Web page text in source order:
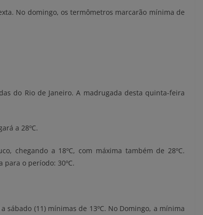
No domingo, os termômetros marcarão mínima de
do Rio de Janeiro. A madrugada desta quinta-feira
a 28ºC.
chegando a 18ºC, com máxima também de 28ºC.
para o período: 30ºC.
(11) mínimas de 13ºC. No Domingo, a mínima